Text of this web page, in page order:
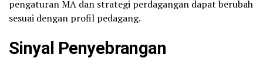
pengaturan MA dan strategi perdagangan dapat berubah
sesuai dengan profil pedagang.
Sinyal Penyebrangan